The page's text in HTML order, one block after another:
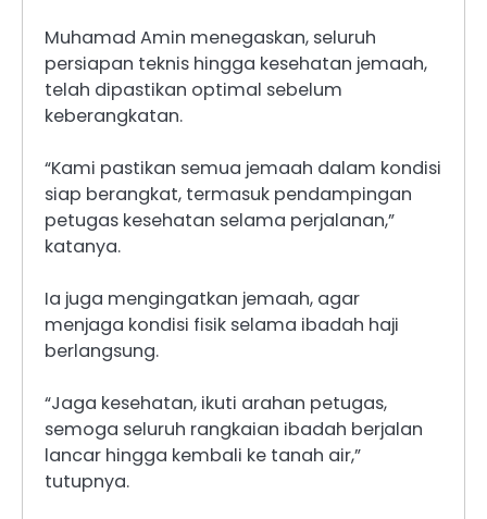
Muhamad Amin menegaskan, seluruh
persiapan teknis hingga kesehatan jemaah,
telah dipastikan optimal sebelum
keberangkatan.
“Kami pastikan semua jemaah dalam kondisi
siap berangkat, termasuk pendampingan
petugas kesehatan selama perjalanan,”
katanya.
Ia juga mengingatkan jemaah, agar
menjaga kondisi fisik selama ibadah haji
berlangsung.
“Jaga kesehatan, ikuti arahan petugas,
semoga seluruh rangkaian ibadah berjalan
lancar hingga kembali ke tanah air,”
tutupnya.